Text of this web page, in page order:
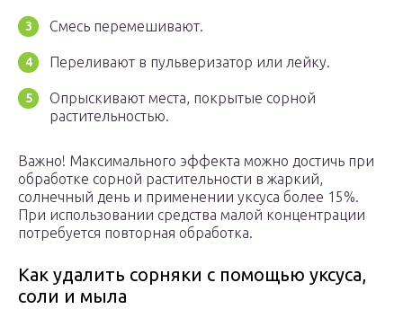
Смесь перемешивают.
Переливают в пульверизатор или лейку.
Опрыскивают места, покрытые сорной
растительностью.
Важно! Максимального эффекта можно достичь при
обработке сорной растительности в жаркий,
солнечный день и применении уксуса более 15%.
При использовании средства малой концентрации
потребуется повторная обработка.
Как удалить сорняки с помощью уксуса,
соли и мыла